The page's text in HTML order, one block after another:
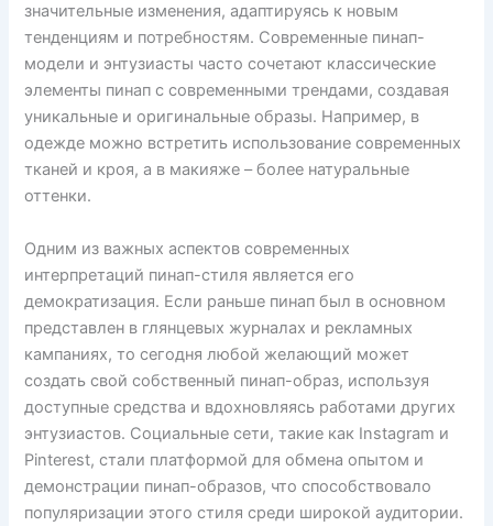
значительные изменения, адаптируясь к новым
тенденциям и потребностям. Современные пинап-
модели и энтузиасты часто сочетают классические
элементы пинап с современными трендами, создавая
уникальные и оригинальные образы. Например, в
одежде можно встретить использование современных
тканей и кроя, а в макияже – более натуральные
оттенки.
Одним из важных аспектов современных
интерпретаций пинап-стиля является его
демократизация. Если раньше пинап был в основном
представлен в глянцевых журналах и рекламных
кампаниях, то сегодня любой желающий может
создать свой собственный пинап-образ, используя
доступные средства и вдохновляясь работами других
энтузиастов. Социальные сети, такие как Instagram и
Pinterest, стали платформой для обмена опытом и
демонстрации пинап-образов, что способствовало
популяризации этого стиля среди широкой аудитории.